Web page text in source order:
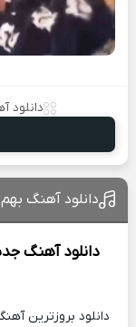
دانلود
دانلود آهنگ
دانلود آهنگ
دانلود بروزترین